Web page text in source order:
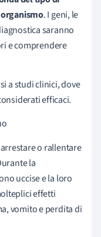
. I geni, le
saranno
e comprendere
a studi clinici, dove
efficaci.
o rallentare
la
uccise e la loro
effetti
vomito e perdita di